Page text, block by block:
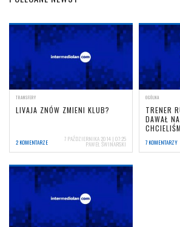
TRANSFERY
LIVAJA ZNÓW ZMIENI KLUB?
2 KOMENTARZE 7 PAŹDZIERNIKA 2014 | 07:25
PAWEŁ ŚWINARSKI
OGÓLNA
TRENER
DAWAŁ
7 KOMENTARZY